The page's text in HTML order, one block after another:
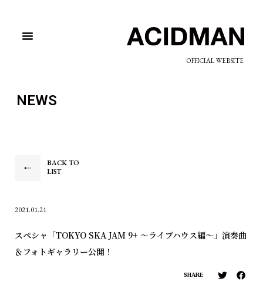
OFFICIAL WEBSITE
NEWS
BACK TO
LIST
2021.01.21
スペシャ「TOKYO SKA JAM 9+ ～ライブハウス編～」演奏曲
＆フォトギャラリー公開！
SHARE